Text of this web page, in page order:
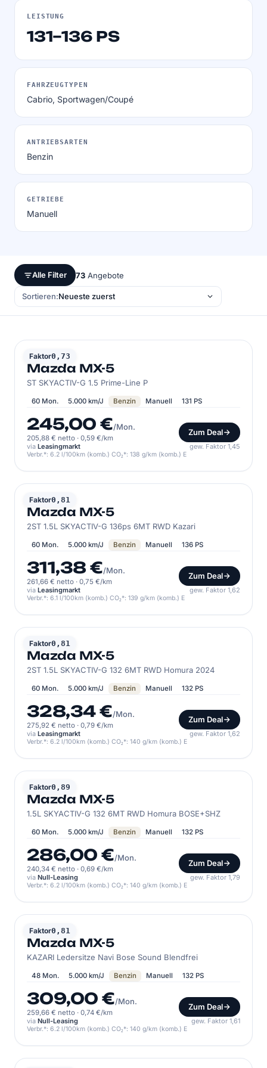
LEISTUNG
131–136 PS
FAHRZEUGTYPEN
Cabrio, Sportwagen/Coupé
ANTRIEBSARTEN
Benzin
GETRIEBE
Manuell
Alle Filter 73 Angebote
Sortieren:
Faktor0,73
MAZDA
Mazda MX-5
ST SKYACTIV-G 1.5 Prime-Line P
60 Mon. 5.000 km/J Benzin Manuell 131 PS
245,00 €/Mon.
205,88 € netto · 0,59 €/km
Zum Deal
via Leasingmarkt gew. Faktor 1,45
Verbr.*: 6.2 l/100km (komb.) CO₂*: 138 g/km (komb.) E
Faktor0,81
MAZDA
Mazda MX-5
2ST 1.5L SKYACTIV-G 136ps 6MT RWD Kazari
60 Mon. 5.000 km/J Benzin Manuell 136 PS
311,38 €/Mon.
261,66 € netto · 0,75 €/km
Zum Deal
via Leasingmarkt gew. Faktor 1,62
Verbr.*: 6.1 l/100km (komb.) CO₂*: 139 g/km (komb.) E
Faktor0,81
MAZDA
Mazda MX-5
2ST 1.5L SKYACTIV-G 132 6MT RWD Homura 2024
60 Mon. 5.000 km/J Benzin Manuell 132 PS
328,34 €/Mon.
275,92 € netto · 0,79 €/km
Zum Deal
via Leasingmarkt gew. Faktor 1,62
Verbr.*: 6.2 l/100km (komb.) CO₂*: 140 g/km (komb.) E
Faktor0,89
MAZDA
Mazda MX-5
1.5L SKYACTIV-G 132 6MT RWD Homura BOSE+SHZ
60 Mon. 5.000 km/J Benzin Manuell 132 PS
286,00 €/Mon.
240,34 € netto · 0,69 €/km
Zum Deal
via Null-Leasing gew. Faktor 1,79
Verbr.*: 6.2 l/100km (komb.) CO₂*: 140 g/km (komb.) E
Faktor0,81
MAZDA
Mazda MX-5
KAZARI Ledersitze Navi Bose Sound Blendfrei
48 Mon. 5.000 km/J Benzin Manuell 132 PS
309,00 €/Mon.
259,66 € netto · 0,74 €/km
Zum Deal
via Null-Leasing gew. Faktor 1,61
Verbr.*: 6.2 l/100km (komb.) CO₂*: 140 g/km (komb.) E